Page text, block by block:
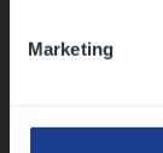
Marketing